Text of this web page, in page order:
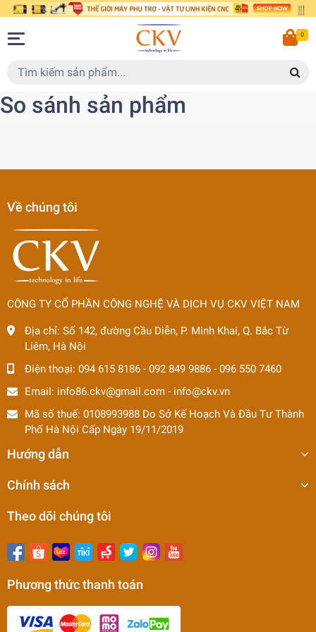
0
So sánh sản phẩm
Về chúng tôi
CÔNG TY CỔ PHẦN CÔNG NGHỆ VÀ DỊCH VỤ CKV VIỆT NAM
Địa chỉ: Số 142, đường Cầu Diễn, P. Minh Khai, Q. Bắc Từ
Liêm, Hà Nội
Điện thoại: 094 615 8186 - 092 849 9886 - 096 550 7460
Email: info86.ckv@gmail.com - info@ckv.vn
Mã số thuế: 0108993988 Do Sở Kế Hoạch Và Đầu Tư Thành
Phố Hà Nội Cấp Ngày 19/11/2019
Hướng dẫn
Chính sách
Theo dõi chúng tôi
Phương thức thanh toán